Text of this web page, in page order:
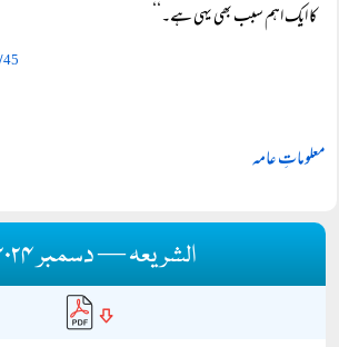
کا ایک اہم سبب بھی یہی ہے۔‘‘
/45
معلوماتِ عامہ
الشریعہ — دسمبر ۲۰۲۴ء